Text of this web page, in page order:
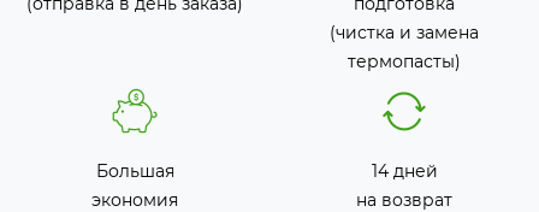
(чистка и замена
термопасты)
Большая
экономия
14 дней
на возврат